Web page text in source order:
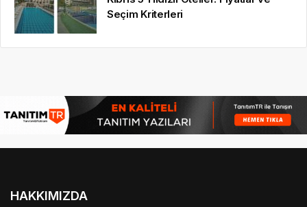
Seçim Kriterleri
HAKKIMIZDA